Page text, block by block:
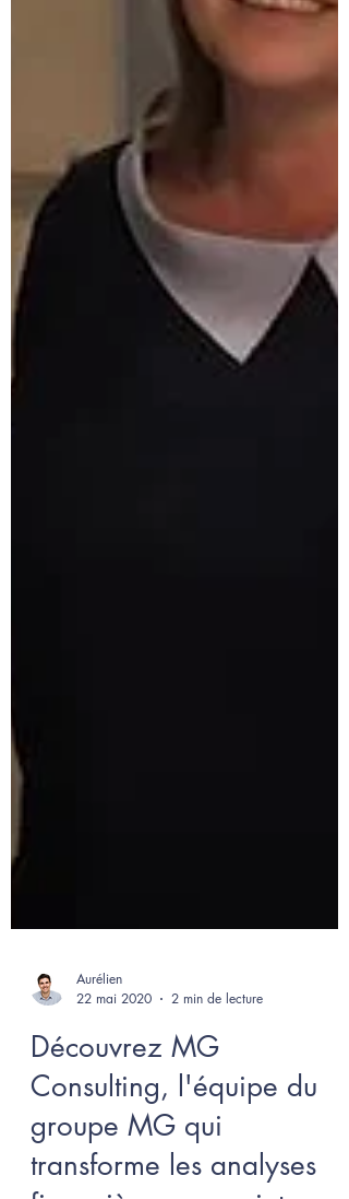
22 mai 2020
2 min de lecture
Découvrez MG
Consulting, l'équipe du
groupe MG qui